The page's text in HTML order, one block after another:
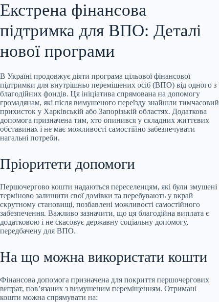
Екстрена фінансова
підтримка для ВПО: Деталі
нової програми
В Україні продовжує діяти програма цільової фінансової
підтримки для внутрішньо переміщених осіб (ВПО) від одного з
благодійних фондів. Ця ініціатива спрямована на допомогу
громадянам, які після вимушеного переїзду знайшли тимчасовий
прихисток у Харківській або Запорізькій областях. Додаткова
допомога призначена тим, хто опинився у складних життєвих
обставинах і не має можливості самостійно забезпечувати
нагальні потреби.
Пріоритети допомоги
Першочергово кошти надаються переселенцям, які були змушені
терміново залишити свої домівки та перебувають у вкрай
скрутному становищі, позбавлені можливості самостійного
забезпечення. Важливо зазначити, що ця благодійна виплата є
додатковою і не скасовує державну соціальну допомогу,
передбачену для ВПО.
На що можна використати кошти
Фінансова допомога призначена для покриття першочергових
витрат, пов’язаних з вимушеним переміщенням. Отримані
кошти можна спрямувати на: